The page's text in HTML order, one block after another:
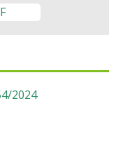
2024